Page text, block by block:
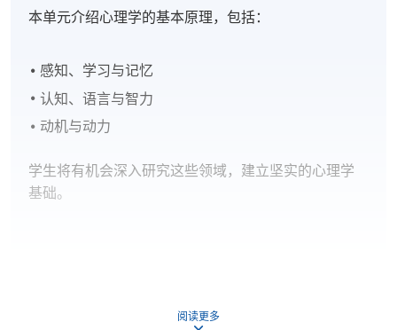
本单元介绍心理学的基本原理，包括：
感知、学习与记忆
认知、语言与智力
动机与动力
学生将有机会深入研究这些领域，建立坚实的心理学
基础。
本单元探讨组织内的人类和群体行为，主题包括：
阅读更多